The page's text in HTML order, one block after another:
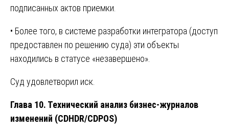
подписанных актов приемки.
• Более того, в системе разработки интегратора (доступ
предоставлен по решению суда) эти объекты
находились в статусе «незавершено».
Суд удовлетворил иск.
Глава 10. Технический анализ бизнес-журналов
изменений (CDHDR/CDPOS)